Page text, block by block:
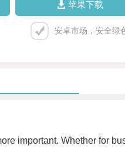
苹果下载
安卓市场，安全绿
important. Whether for